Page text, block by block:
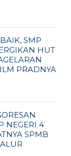
SMP
HUT
PRADNYA
NEGERI 4
SPMB